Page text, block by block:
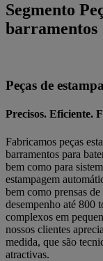
Segmento
barramentos
Peças de
Precisos. Eficiente.
Fabricamos peças
barramentos para
bem como para
estampagem
bem como prensas
desempenho até 800
complexos em
nossos clientes
medida, que são
atractivas.